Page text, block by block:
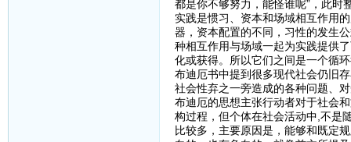
都是你不够努力，能怪谁呢”，此时
实践是惯习、资本和场域相互作用
器，资本配置的不同，习性的发生
种相互作用与场域一起为实践提供
化或获得。所以它们之间是一个循
布迪厄书中提到很多现代社会仍旧
社会性弃之一旁造成的各种问题、
布迪厄的思想主张行动者对于社会
构过程，但个体在社会活动中,不是
比较多，主要原因是，能够和既定